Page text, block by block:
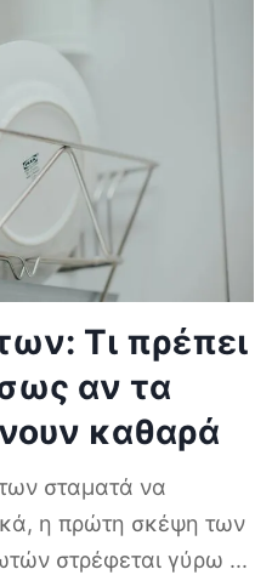
Τι πρέπει
αν τα
καθαρά
σταματά να
η πρώτη σκέψη των
στρέφεται γύρω ...